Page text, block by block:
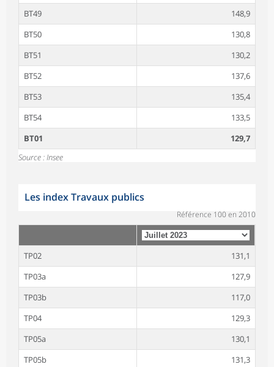
BT49
148,9
BT50
130,8
BT51
130,2
BT52
137,6
BT53
135,4
BT54
133,5
BT01
129,7
Source : Insee
Les index Travaux publics
Référence 100 en 2010
TP02
131,1
TP03a
127,9
TP03b
117,0
TP04
129,3
TP05a
130,1
TP05b
131,3